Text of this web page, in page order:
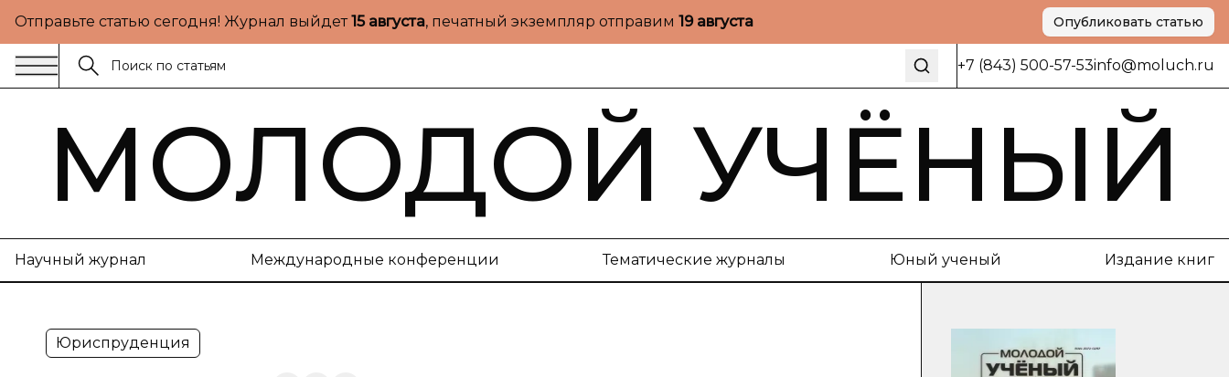
Отправьте статью сегодня! Журнал выйдет15 августа, печатный экземпляр отправим 19 августа Опубликовать статью
+7 (843) 500-57-53info@moluch.ru
МОЛОДОЙ УЧЁНЫЙ
Научный журнал Международные конференции Тематические журналы Юный ученый Издание книг
Юриспруденция